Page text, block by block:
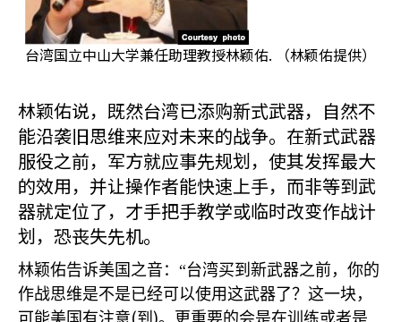
台湾国立中山大学兼任助理教授林颖佑. （林颖佑提供）
林颖佑说，既然台湾已添购新式武器，自然不
能沿袭旧思维来应对未来的战争。在新式武器
服役之前，军方就应事先规划，使其发挥最大
的效用，并让操作者能快速上手，而非等到武
器就定位了，才手把手教学或临时改变作战计
划，恐丧失先机。
林颖佑告诉美国之音：“台湾买到新武器之前，你的
作战思维是不是已经可以使用这武器了？这一块，
可能美国有注意(到 )。更重要的会是在训练或者是